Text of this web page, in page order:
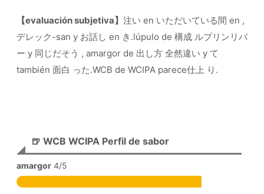
【evaluación subjetiva】 注い en いただいている間 en ,
デレック-san y お話し en き.lúpulo de 構成 ルプリンリバ
ー y 同じだそう , amargor de 出し方 全然違い y て
también 面白 った.WCB de WCIPA parece仕上 り.
🍺 WCB WCIPA Perfil de sabor
amargor 4/5